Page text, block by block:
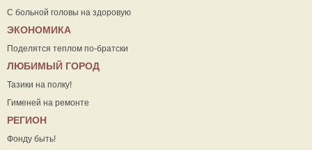
С больной головы на здоровую
ЭКОНОМИКА
Поделятся теплом по-братски
ЛЮБИМЫЙ ГОРОД
Тазики на полку!
Гименей на ремонте
РЕГИОН
Фонду быть!